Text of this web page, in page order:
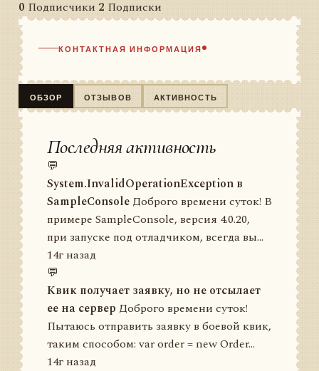
0 Подписчики 2 Подписки
КОНТАКТНАЯ ИНФОРМАЦИЯ
ОБЗОР ОТЗЫВОВ АКТИВНОСТЬ
Последняя активность
💬
System.InvalidOperationException в
SampleConsole Доброго времени суток! В
примере SampleConsole, версия 4.0.20,
при запуске под отладчиком, всегда вы...
14г назад
💬
Квик получает заявку, но не отсылает
ее на сервер Доброго времени суток!
Пытаюсь отправить заявку в боевой квик,
таким способом: var order = new Order...
14г назад